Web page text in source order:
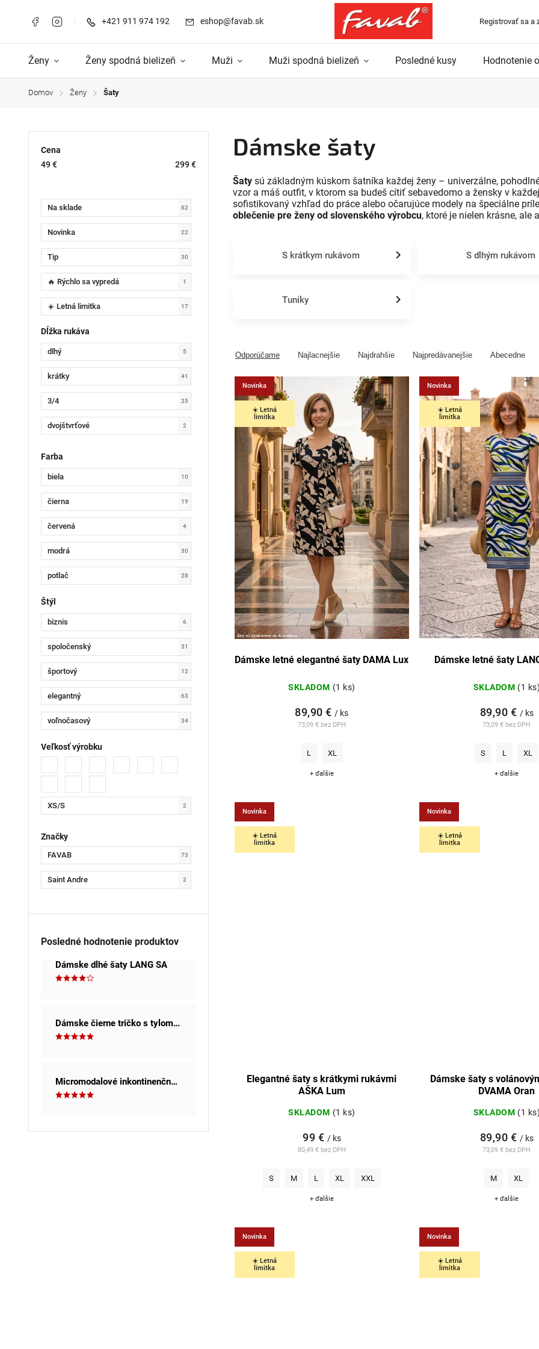
+421 911 974 192 eshop@favab.sk Registrovať sa a
Ženy Ženy spodná bielizeň Muži Muži spodná bielizeň Posledné kusy Hodnotenie
Domov / Ženy / Šaty
Cena
49€ 299€
Na sklade 62
Novinka 22
Tip 30
🔥 Rýchlo sa vypredá 1
☀️ Letná limitka 17
Značky
FAVAB 73
Saint Andre 2
Dĺžka rukáva
dlhý 5
krátky 41
3/4 25
dvojštvrťové 2
Farba
biela 10
čierna 19
červená 4
modrá 30
potlač 28
hnedá
zelená 7
šedá 1
béžová 2
maslová 4
tmavomodrá 8
žltá
tyrkysová
ružová 2
oranžová 3
lososová 1
žtlá
Štýl
biznis 6
spoločenský 31
športový 12
elegantný 63
voľnočasový 34
Veľkosť výrobku
XS/S 2
Posledné hodnotenie produktov
Dámske dlhé šaty LANG SA
Dámske čierne tričko s tylom a kamienkami KLEOPANA
Micromodalové inkontinenčné nohavičky s vysokým pásom | LINA - čierne
Dámske šaty
Šaty sú základným kúskom šatníka každej ženy – univerzálne,
vzor a máš outfit, v ktorom sa budeš cítiť sebavedomo a žensky v
sofistikovaný vzhľad do práce alebo očarujúce modely na špeciálne
oblečenie pre ženy od slovenského výrobcu, ktoré je nielen krásne, ale
S krátkym rukávom S dlhým rukávom
Tuniky
Odporúčame Najlacnejšie Najdrahšie Najpredávanejšie Abecedne
Novinka
☀️ Letná
limitka
Dámske letné elegantné šaty DAMA Lux
SKLADOM (1 ks)
73,09 € bez DPH
89,90 € / ks
L XL
+ ďalšie
Novinka
☀️ Letná
limitka
Dámske letné šaty
SKLADOM (1 ks)
73,09 € bez DPH
89,90 € / ks
S L XL
+ ďalšie
Novinka
☀️ Letná
limitka
Elegantné šaty s krátkymi rukávmi
AŠKA Lum
SKLADOM (1 ks)
80,49 € bez DPH
99 € / ks
S M L XL XXL
+ ďalšie
Novinka
☀️ Letná
limitka
Dámske šaty s
DVAMA Oran
SKLADOM (1 ks)
73,09 € bez DPH
89,90 € / ks
M XL
+ ďalšie
Novinka
☀️ Letná
limitka
Novinka
☀️ Letná
limitka